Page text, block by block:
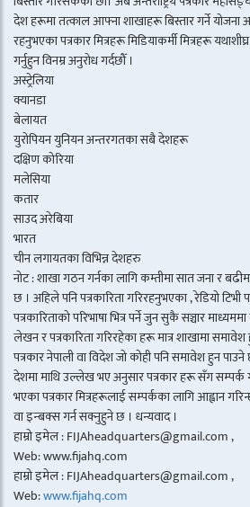
देश हरूमा तत्काल आफ्ना शाखाहरू बिस्तार गर्ने योजना
रहनुभएका पत्रकार मित्रहरू मिडियाकर्मी मित्रहरू
गर्नुहुन विनम्र अनुरोध गर्दछौँ ।
अस्ट्रेलिया
क्यानडा
बेलायत
युरोपियन युनियन अन्तरगतका सबै देशहरू
दक्षिण कोरिया
मलेसिया
कतार
साउद अरेबिया
भारत
चीन लगायतका विभिन्न देशहरु
नोट : शाखा गठन गर्नका लागि कम्तीमा सात जना र
छ । अहिले पनि पत्रकारिता गरिरहनुभएका , रेडियो टिभी
पत्रकारिताको परिभाषा भित्र पर्ने जुन सुकै सञ्चार
लेखन र पत्रकारिता गरिरहेका हरू मात्र शाखामा
पत्रकार नेपाली वा विदेश जो कोही पनि समावेश हुन
देशमा माथि उल्लेख भए अनुसार पत्रकार हरू सँग सम्पर्क
भएका पत्रकार मित्रहरूलाई सम्पर्कका लागि आह्वान
वा इन्बक्स गर्न सक्नुहुने छ । धन्यवाद ।
हाम्रो इमेल : FIJAheadquarters@gmail.com ,
Web: www.fijahq.com
हाम्रो इमेल : FIJAheadquarters@gmail.com ,
Web:www.fijahq.com